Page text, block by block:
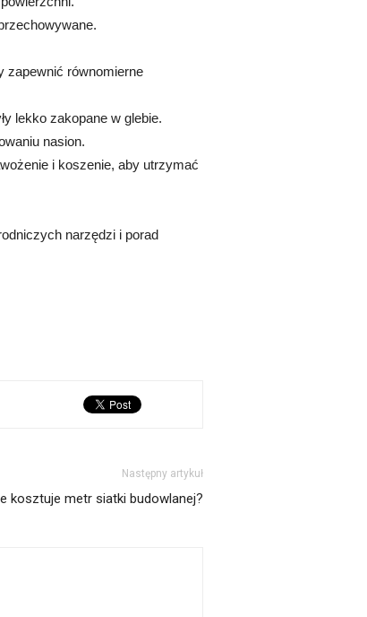
zapewnić równomierne
lekko zakopane w glebie.
nasion.
i koszenie, aby utrzymać
narzędzi i porad
Następny artykuł
kosztuje metr siatki budowlanej?